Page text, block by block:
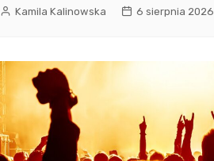
Kamila Kalinowska 6 sierpnia 2026